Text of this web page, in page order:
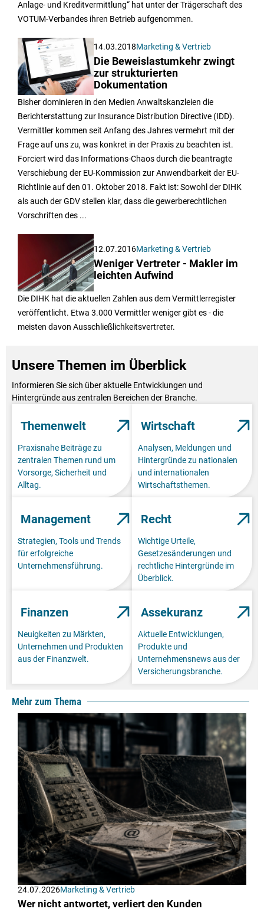
Anlage- und Kreditvermittlung“ hat unter der Trägerschaft des
VOTUM-Verbandes ihren Betrieb aufgenommen.
14.03.2018Marketing & Vertrieb
Die Beweislastumkehr zwingt
zur strukturierten
Dokumentation
Bisher dominieren in den Medien Anwaltskanzleien die
Berichterstattung zur Insurance Distribution Directive (IDD).
Vermittler kommen seit Anfang des Jahres vermehrt mit der
Frage auf uns zu, was konkret in der Praxis zu beachten ist.
Forciert wird das Informations-Chaos durch die beantragte
Verschiebung der EU-Kommission zur Anwendbarkeit der EU-
Richtlinie auf den 01. Oktober 2018. Fakt ist: Sowohl der DIHK
als auch der GDV stellen klar, dass die gewerberechtlichen
Vorschriften des ...
12.07.2016Marketing & Vertrieb
Weniger Vertreter - Makler im
leichten Aufwind
Die DIHK hat die aktuellen Zahlen aus dem Vermittlerregister
veröffentlicht. Etwa 3.000 Vermittler weniger gibt es - die
meisten davon Ausschließlichkeitsvertreter.
Unsere Themen im Überblick
Informieren Sie sich über aktuelle Entwicklungen und
Hintergründe aus zentralen Bereichen der Branche.
Themenwelt
Praxisnahe Beiträge zu
zentralen Themen rund um
Vorsorge, Sicherheit und
Alltag.
Wirtschaft
Analysen, Meldungen und
Hintergründe zu nationalen
und internationalen
Wirtschaftsthemen.
Management
Strategien, Tools und Trends
für erfolgreiche
Unternehmensführung.
Recht
Wichtige Urteile,
Gesetzesänderungen und
rechtliche Hintergründe im
Überblick.
Finanzen
Neuigkeiten zu Märkten,
Unternehmen und Produkten
aus der Finanzwelt.
Assekuranz
Aktuelle Entwicklungen,
Produkte und
Unternehmensnews aus der
Versicherungsbranche.
Mehr zum Thema
24.07.2026Marketing & Vertrieb
Wer nicht antwortet, verliert den Kunden